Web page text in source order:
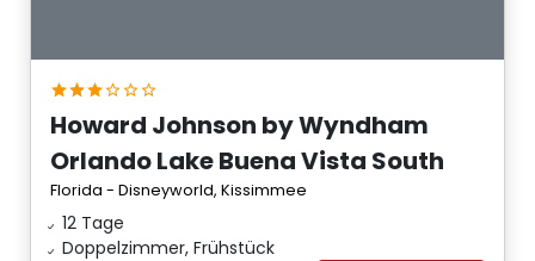
Howard Johnson by Wyndham
Orlando Lake Buena Vista South
Florida - Disneyworld, Kissimmee
12 Tage
Doppelzimmer, Frühstück